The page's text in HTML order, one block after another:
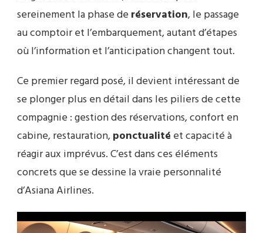
sereinement la phase de réservation, le passage
au comptoir et l’embarquement, autant d’étapes
où l’information et l’anticipation changent tout.
Ce premier regard posé, il devient intéressant de
se plonger plus en détail dans les piliers de cette
compagnie : gestion des réservations, confort en
cabine, restauration,ponctualité et capacité à
réagir aux imprévus. C’est dans ces éléments
concrets que se dessine la vraie personnalité
d’Asiana Airlines.